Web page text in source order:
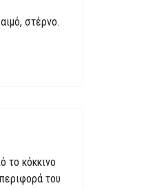
στέρνο.
το κόκκινο
του